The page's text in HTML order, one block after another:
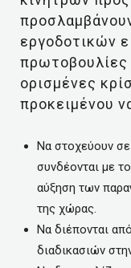
εργοδοτικών
ορισμένες
προκειμένου
Να στοχεύουν σε
συνδέονται με
αύξηση των
της χώρας.
Να διέπονται
διαδικασιών